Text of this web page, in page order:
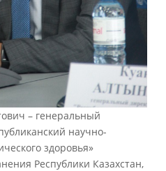
– генеральный
научно-
здоровья»
Республики Казахстан,